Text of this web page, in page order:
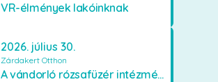
VR-élmények lakóinknak
2026. július 30.
Zárdakert Otthon
A vándorló rózsafüzér intézményünkben